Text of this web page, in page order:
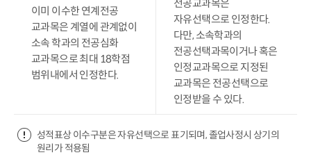
이미 이수한 연계전공
교과목은 계열에 관계없이
소속 학과의 전공심화
교과목으로 최대 18학점
범위내에서 인정한다.
전공교과목은
자유선택으로 인정한다.
다만, 소속학과의
전공선택과목이거나 혹은
인정교과목으로 지정된
교과목은 전공선택으로
인정받을 수 있다.
성적표상 이수구분은 자유선택으로 표기되며, 졸업사정시 상기의
원리가 적용됨